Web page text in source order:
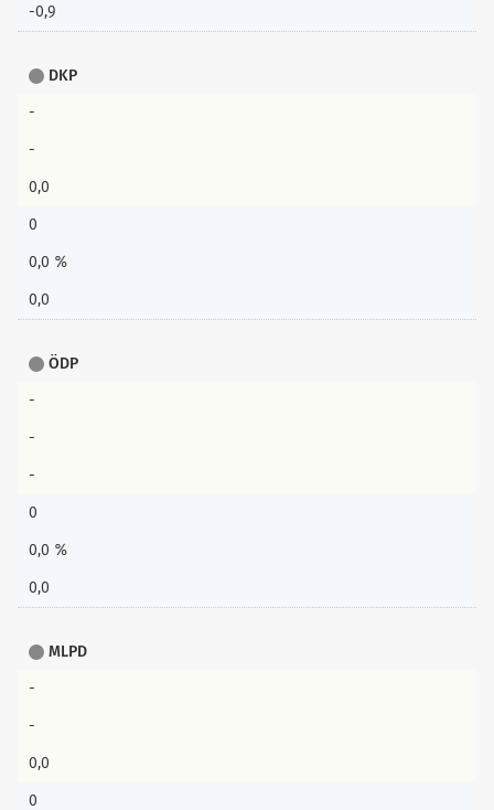
-0,9
DKP
-
-
0,0
0
0,0 %
0,0
ÖDP
-
-
-
0
0,0 %
0,0
MLPD
-
-
0,0
0